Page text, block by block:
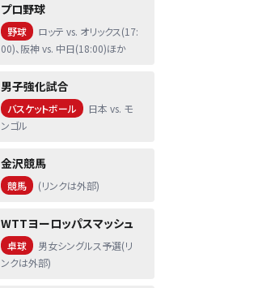
プロ野球
野球
ロッテ vs. オリックス(17:
00)、阪神 vs. 中日(18:00)ほか
男子強化試合
バスケットボール
日本 vs. モ
ンゴル
金沢競馬
競馬 (リンクは外部)
WTTヨーロッパスマッシュ
卓球
男女シングルス予選(リ
ンクは外部)